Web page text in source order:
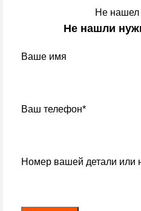
Не
Не нашли
Ваше имя
Ваш телефон*
Номер вашей детали или